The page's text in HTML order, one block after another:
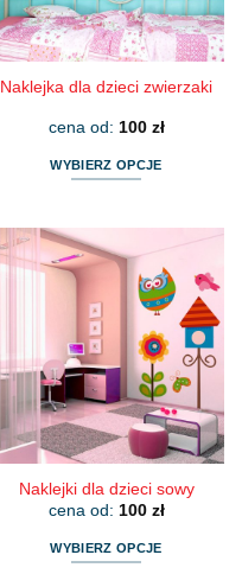
stronie
produktu
Naklejka dla dzieci zwierzaki
cena od: 100 zł
WYBIERZ OPCJE
wiele
wariantów.
można
wybrać
na
stronie
produktu
Naklejki dla dzieci sowy
cena od: 100 zł
WYBIERZ OPCJE